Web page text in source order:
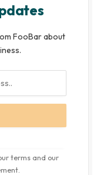
FooBar about
terms and our